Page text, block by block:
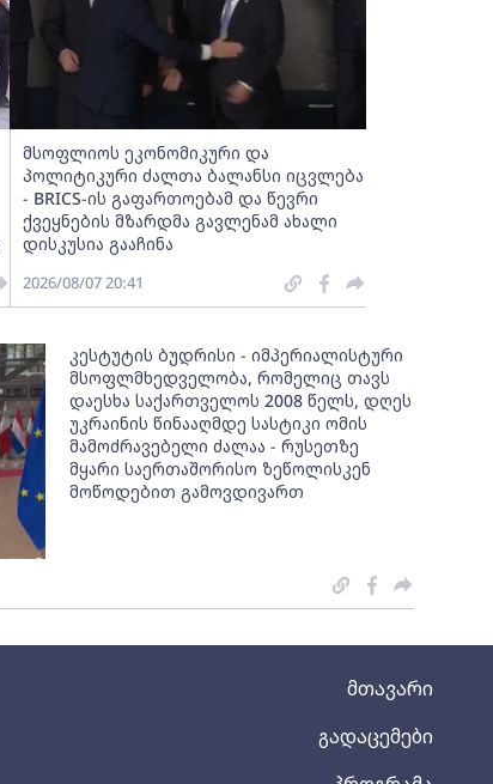
მთავარი
გადაცემები
მსოფლიოს ეკონომიკური და
პოლიტიკური ძალთა ბალანსი იცვლება
- BRICS-ის გაფართოებამ და წევრი
ქვეყნების მზარდმა გავლენამ ახალი
დისკუსია გააჩინა
2026/08/07 20:41
კესტუტის ბუდრისი - იმპერიალისტური
მსოფლმხედველობა, რომელიც თავს
დაესხა საქართველოს 2008 წელს, დღეს
უკრაინის წინააღმდე სასტიკი ომის
მამოძრავებელი ძალაა - რუსეთზე
მყარი საერთაშორისო ზეწოლისკენ
მოწოდებით გამოვდივართ